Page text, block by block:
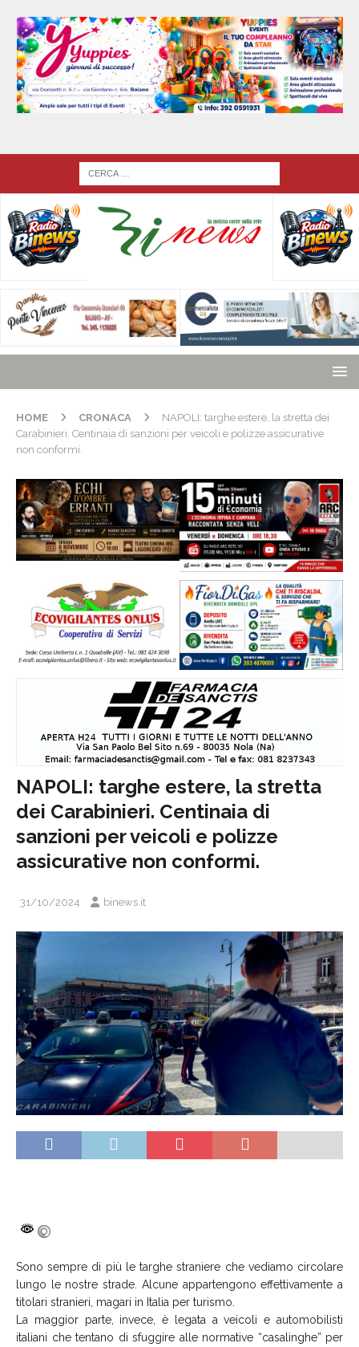
HOME CRONACA
NAPOLI: targhe estere, la stretta dei
Carabinieri. Centinaia di sanzioni per veicoli e polizze assicurative
non conformi.
NAPOLI: targhe estere, la stretta
dei Carabinieri. Centinaia di
sanzioni per veicoli e polizze
assicurative non conformi.
31/10/2024 binews.it
Sono sempre di più le targhe straniere che vediamo circolare
lungo le nostre strade. Alcune appartengono effettivamente a
titolari stranieri, magari in Italia per turismo.
La maggior parte, invece, è legata a veicoli e automobilisti
italiani che tentano di sfuggire alle normative “casalinghe” per